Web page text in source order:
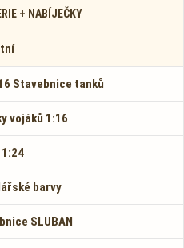
+ NABÍJEČKY
Stavebnice tanků
vojáků 1:16
barvy
SLUBAN